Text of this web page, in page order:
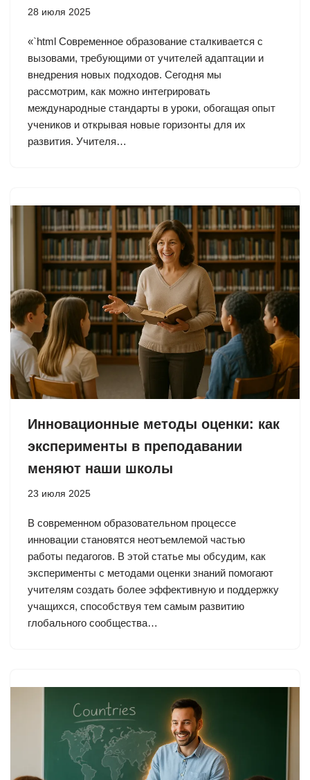
28 июля 2025
«`html Современное образование сталкивается с
вызовами, требующими от учителей адаптации и
внедрения новых подходов. Сегодня мы
рассмотрим, как можно интегрировать
международные стандарты в уроки, обогащая опыт
учеников и открывая новые горизонты для их
развития. Учителя…
Инновационные методы оценки: как
эксперименты в преподавании
меняют наши школы
23 июля 2025
В современном образовательном процессе
инновации становятся неотъемлемой частью
работы педагогов. В этой статье мы обсудим, как
эксперименты с методами оценки знаний помогают
учителям создать более эффективную и поддержку
учащихся, способствуя тем самым развитию
глобального сообщества…